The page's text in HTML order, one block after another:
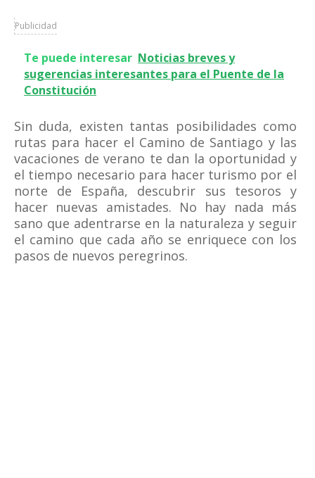
Publicidad
Te puede interesar Noticias breves y
sugerencias interesantes para el Puente de la
Constitución
Sin duda, existen tantas posibilidades como
rutas para hacer el Camino de Santiago y las
vacaciones de verano te dan la oportunidad y
el tiempo necesario para hacer turismo por el
norte de España, descubrir sus tesoros y
hacer nuevas amistades. No hay nada más
sano que adentrarse en la naturaleza y seguir
el camino que cada año se enriquece con los
pasos de nuevos peregrinos.